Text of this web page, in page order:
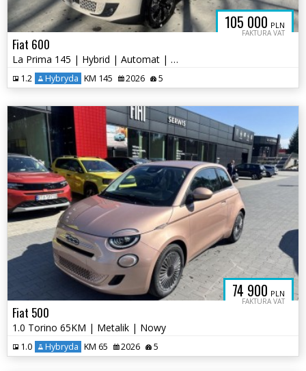
105 000 PLN
FAKTURA VAT
Fiat 600
La Prima 145 | Hybrid | Automat | Nowy
1.2 Hybryda KM 145 2026 5
74 900 PLN
FAKTURA VAT
Fiat 500
1.0 Torino 65KM | Metalik | Nowy
1.0 Hybryda KM 65 2026 5